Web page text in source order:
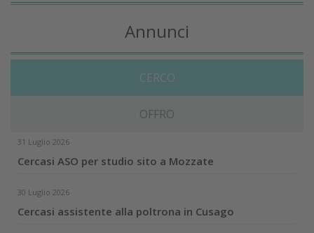
Annunci
CERCO
OFFRO
31 Luglio 2026
Cercasi ASO per studio sito a Mozzate
30 Luglio 2026
Cercasi assistente alla poltrona in Cusago